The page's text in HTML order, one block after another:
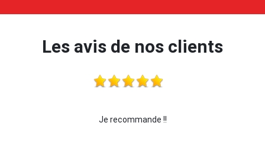
Les avis de nos clients
je recommande cette entreprise les yeux fermés !!!